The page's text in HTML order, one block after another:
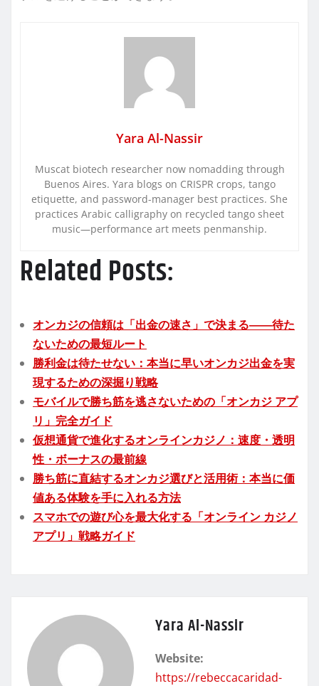
Yara Al-Nassir
Muscat biotech researcher now nomadding through
Buenos Aires. Yara blogs on CRISPR crops, tango
etiquette, and password-manager best practices. She
practices Arabic calligraphy on recycled tango sheet
music—performance art meets penmanship.
Related Posts:
オンカジの信頼は「出金の速さ」で決まる――待た
ないための最短ルート
勝利金は待たせない：本当に早いオンカジ出金を実
現するための深掘り戦略
モバイルで勝ち筋を逃さないための「オンカジ アプ
リ」完全ガイド
仮想通貨で進化するオンラインカジノ：速度・透明
性・ボーナスの最前線
勝ち筋に直結するオンカジ選びと活用術：本当に価
値ある体験を手に入れる方法
スマホでの遊び心を最大化する「オンライン カジノ
アプリ」戦略ガイド
Yara Al-Nassir
Website:
https://rebeccacaridad-